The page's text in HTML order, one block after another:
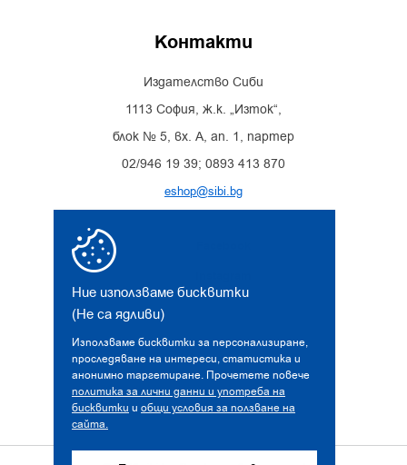
Ние използваме бисквитки
(Не са ядливи)
Използваме бисквитки за персонализиране,
проследяване на интереси, статистика и
анонимно таргетиране. Прочетете повече
политика за лични данни и употреба на
бисквитки и общи условия за ползване на
сайта.
Контакти
Издателство Сиби
1113 София, ж.к. „Изток“,
блок № 5, вх. А, ап. 1, партер
02/946 19 39; 0893 413 870
eshop@sibi.bg